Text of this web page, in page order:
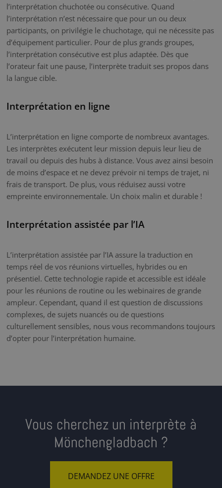
l’interprétation chuchotée ou consécutive. Quand
l’interprétation n’est nécessaire que pour un ou deux
participants, on privilégie le chuchotage, qui ne nécessite pas
d’équipement particulier. Pour de plus grands groupes,
l’interprétation consécutive est plus adaptée. Dès que
l’orateur fait une pause, l’interprète traduit ses propos dans
la langue cible.
Interprétation en ligne
L’interprétation en ligne comporte de nombreux avantages.
Les interprètes exécutent leur mission depuis leur lieu de
travail ou depuis des hubs à distance. Vous avez ainsi besoin
de moins d’espace et ne devez prévoir ni temps de trajet, ni
frais de transport. De plus, vous réduisez aussi votre
empreinte environnementale. Un choix malin et durable !
Interprétation assistée par l’IA
L’interprétation assistée par l’IA assure la traduction en
temps réel de vos réunions virtuelles, hybrides ou en
présentiel. Cette technologie rapide et accessible est idéale
pour les réunions de routine ou les webinaires de grande
ampleur. Cependant, quand il est question de discussions
complexes, de sujets nuancés ou de questions
culturellement sensibles, nous vous recommandons toujours
d’opter pour l’interprétation humaine.
Vous cherchez un interprète à
Mönchengladbach ?
DEMANDEZ UNE OFFRE